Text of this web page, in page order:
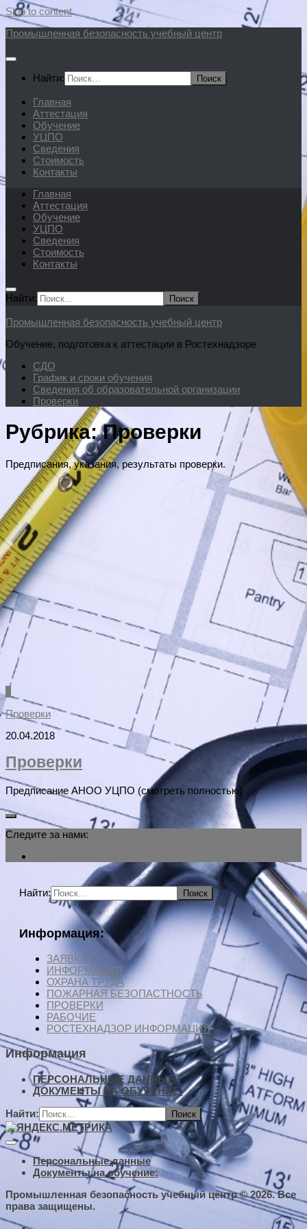
Skip to content
Промышленная безопасность учебный центр
Найти:
Главная
Аттестация
Обучение
УЦПО
Сведения
Стоимость
Контакты
Главная
Аттестация
Обучение
УЦПО
Сведения
Стоимость
Контакты
Найти:
Промышленная безопасность учебный центр
Обучение, подготовка к аттестации в Ростехнадзоре
СДО
График и сроки обучения
Сведения об образовательной организации
Проверки
Рубрика:Проверки
Предписания, указания, результаты проверки.
Проверки
20.04.2018
Проверки
Предписание АНОО УЦПО (смотреть полностью)
Следите за нами:
Найти:
Информация:
ЗАЯВКА
ИНФОРМАЦИЯ
ОХРАНА ТРУДА
ПОЖАРНАЯ БЕЗОПАСТНОСТЬ
ПРОВЕРКИ
РАБОЧИЕ
РОСТЕХНАДЗОР ИНФОРМАЦИЯ
Информация
ПЕРСОНАЛЬНЫЕ ДАННЫЕ
ДОКУМЕНТЫ НА ОБУЧЕНИЕ:
Найти:
Персональные данные
Документы на обучение:
Промышленная безопасность учебный центр © 2026. Все
права защищены.